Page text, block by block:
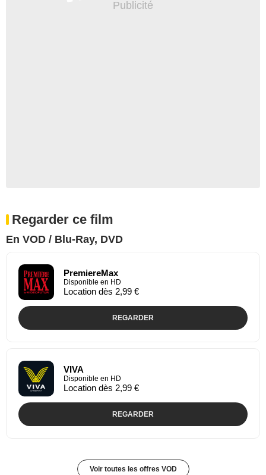
Regarder ce film
En VOD / Blu-Ray, DVD
PremiereMax
Disponible en HD
Location dès 2,99 €
REGARDER
VIVA
Disponible en HD
Location dès 2,99 €
REGARDER
Voir toutes les offres VOD